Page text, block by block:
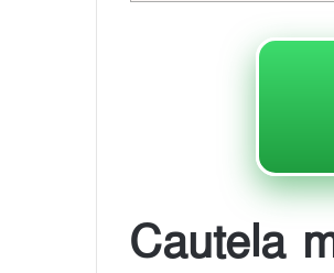
Cautela